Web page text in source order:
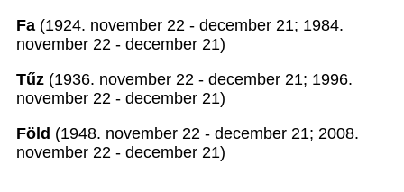
Fa (1924. november 22 - december 21; 1984.
november 22 - december 21)
Tűz (1936. november 22 - december 21; 1996.
november 22 - december 21)
Föld (1948. november 22 - december 21; 2008.
november 22 - december 21)